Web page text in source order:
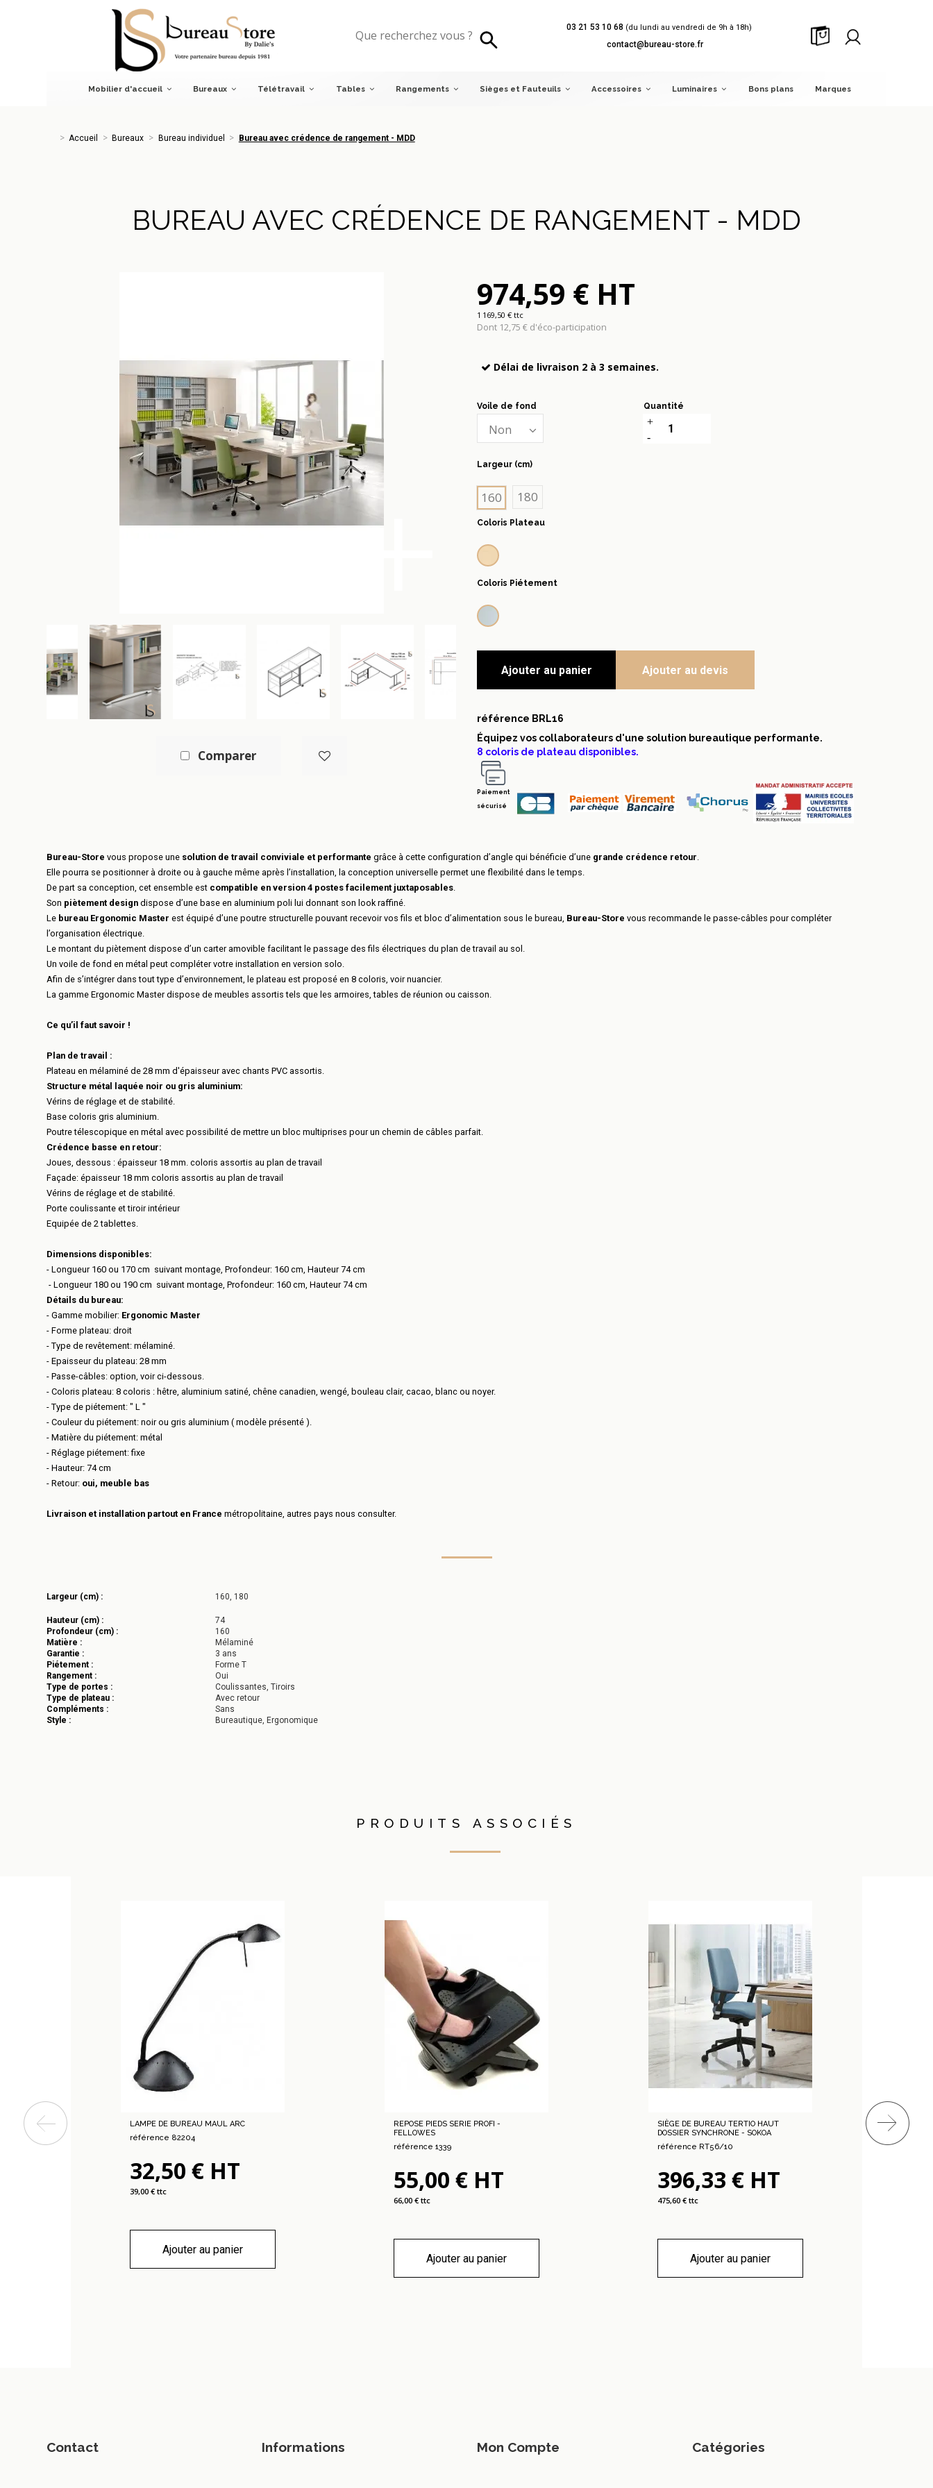
03 21 53 10 68 (du lundi au vendredi de 9h à 18h)
contact@bureau-store.fr
Mobilier d'accueil Bureaux Télétravail Tables Rangements Sièges et Fauteuils Accessoires Luminaires Bons plans Marques
Bureaux Bureau individuel Bureau avec crédence de rangement - MDD
Accueil Bureaux Bureau individuel Bureau avec crédence de rangement - MDD
BUREAU AVEC CRÉDENCE DE RANGEMENT - MDD
+
Comparer
974,59 € HT
1 169,50 € ttc
Dont 12,75 € d'éco-participation
Délai de livraison 2 à 3 semaines.
Voile de fond
Largeur (cm)
160 180
Coloris Plateau
Bouleau clair
Coloris Piétement
Alu
Quantité
Ajouter au panier Ajouter au devis
référence BRL16
Équipez vos collaborateurs d'une solution bureautique performante.
8 coloris de plateau disponibles.
Paiement
sécurisé
Bureau-Store vous propose une solution de travail conviviale et performante grâce à cette configuration d’angle qui bénéficie d’une grande crédence retour
Elle pourra se positionner à droite ou à gauche même après l’installation, la conception universelle permet une flexibilité dans le temps.
De part sa conception, cet ensemble est compatible en version 4 postes facilement juxtaposables
Son piètement design dispose d’une base en aluminium poli lui donnant son look raffiné.
Le bureau Ergonomic Master est équipé d’une poutre structurelle pouvant recevoir vos fils et bloc d’alimentation sous le bureau, Bureau-Store vous recommande le passe-câbles pour compléter
l’organisation électrique.
Le montant du piètement dispose d’un carter amovible facilitant le passage des fils électriques du plan de travail au sol.
Un voile de fond en métal peut compléter votre installation en version solo.
Afin de s’intégrer dans tout type d’environnement, le plateau est proposé en 8 coloris, voir nuancier.
La gamme Ergonomic Master dispose de meubles assortis tels que les armoires, tables de réunion ou caisson.
Ce qu’il faut savoir !
Plan de travail :
Plateau en mélaminé de 28 mm d'épaisseur avec chants PVC assortis.
Structure métal laquée noir ou gris aluminium:
Vérins de réglage et de stabilité.
Base coloris gris aluminium.
Poutre télescopique en métal avec possibilité de mettre un bloc multiprises pour un chemin de câbles parfait.
Crédence basse en retour:
Joues, dessous : épaisseur 18 mm. coloris assortis au plan de travail
Façade: épaisseur 18 mm coloris assortis au plan de travail
Vérins de réglage et de stabilité.
Porte coulissante et tiroir intérieur
Equipée de 2 tablettes.
Dimensions disponibles:
- Longueur 160 ou 170 cm suivant montage, Profondeur: 160 cm, Hauteur 74 cm
- Longueur 180 ou 190 cm suivant montage, Profondeur: 160 cm, Hauteur 74 cm
Détails du bureau:
- Gamme mobilier: Ergonomic Master
- Forme plateau: droit
- Type de revêtement: mélaminé.
- Epaisseur du plateau: 28 mm
- Passe-câbles: option, voir ci-dessous.
- Coloris plateau: 8 coloris : hêtre, aluminium satiné, chêne canadien, wengé, bouleau clair, cacao, blanc ou noyer.
- Type de piétement: " L "
- Couleur du piétement: noir ou gris aluminium ( modèle présenté ).
- Matière du piétement: métal
- Réglage piétement: fixe
- Hauteur: 74 cm
- Retour: oui, meuble bas
Livraison et installation partout en France métropolitaine, autres pays nous consulter.
Largeur (cm) : 160, 180
Hauteur (cm) :
74
Profondeur (cm) :
160
Matière :
Mélaminé
Garantie :
3 ans
Piétement :
Forme T
Rangement :
Oui
Type de portes :
Coulissantes, Tiroirs
Type de plateau :
Avec retour
Compléments :
Sans
Style :
Bureautique, Ergonomique
PRODUITS ASSOCIÉS
LAMPE DE BUREAU MAUL ARC
référence 82204
32,50 € HT
39,00 € ttc
Ajouter au panier
REPOSE PIEDS SERIE PROFI -
FELLOWES
référence 1339
55,00 € HT
66,00 € ttc
Ajouter au panier
SIÈGE DE BUREAU TERTIO HAUT
DOSSIER SYNCHRONE - SOKOA
référence RT56/10
396,33 € HT
475,60 € ttc
Ajouter au panier
Contact Informations Mon Compte Catégories